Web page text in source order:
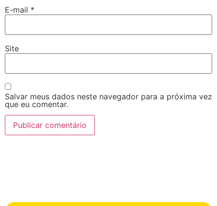
E-mail *
Site
Salvar meus dados neste navegador para a próxima vez
que eu comentar.